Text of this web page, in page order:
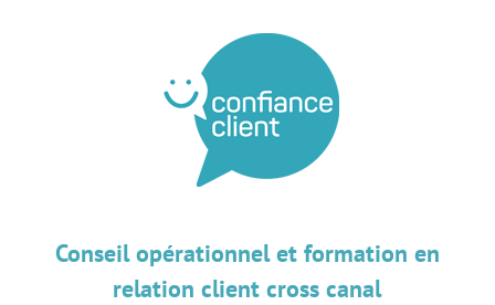
Conseil opérationnel et formation en
relation client cross canal